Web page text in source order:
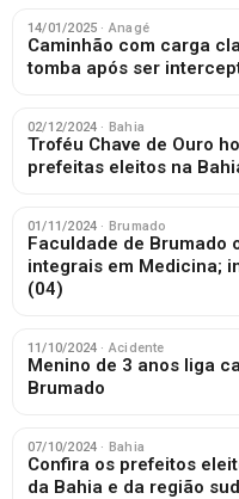
14/01/2025 · Anagé
Caminhão com carga
tomba após ser
02/12/2024 · Bahia
Troféu Chave de Ouro
prefeitas eleitos na
01/11/2024 · Brumado
Faculdade de Brumado
integrais em Medicina;
(04)
11/10/2024 · Acidente
Menino de 3 anos liga
Brumado
07/10/2024 · Bahia
Confira os prefeitos
da Bahia e da região